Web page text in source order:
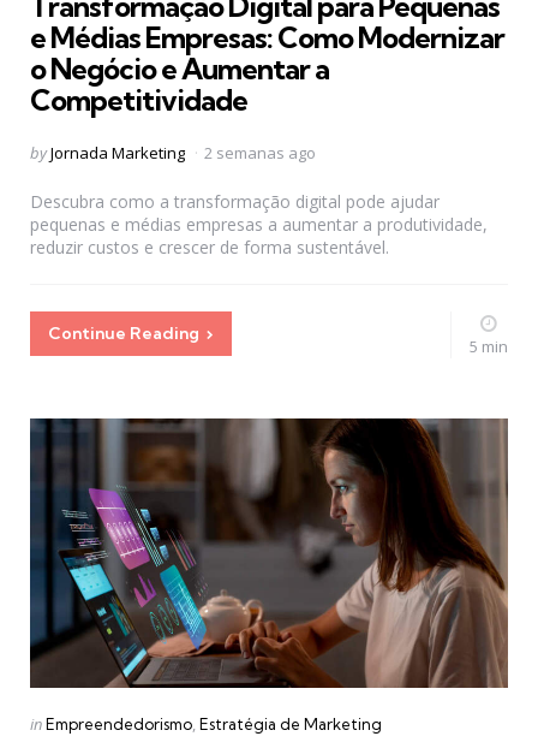
e Médias Empresas: Como Modernizar
o Negócio e Aumentar a
Competitividade
Posted
byJornada Marketing 2 semanas ago
Descubra como a transformação digital pode ajudar
pequenas e médias empresas a aumentar a produtividade,
reduzir custos e crescer de forma sustentável.
Continue Reading
5 min
Categories
Posted
inEmpreendedorismo Estratégia de Marketing